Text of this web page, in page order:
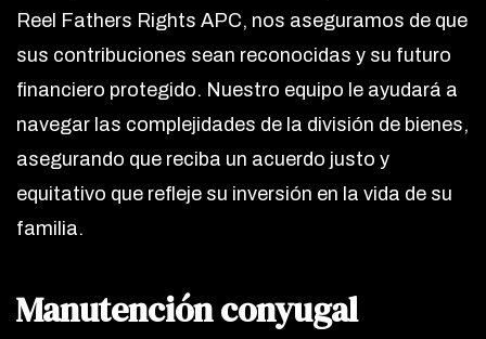
Reel Fathers Rights APC, nos aseguramos de que
sus contribuciones sean reconocidas y su futuro
financiero protegido. Nuestro equipo le ayudará a
navegar las complejidades de la división de bienes,
asegurando que reciba un acuerdo justo y
equitativo que refleje su inversión en la vida de su
familia.
Manutención conyugal